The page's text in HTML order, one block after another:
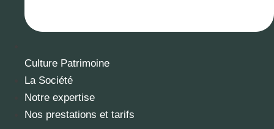
Culture Patrimoine
La Société
Notre expertise
Nos prestations et tarifs